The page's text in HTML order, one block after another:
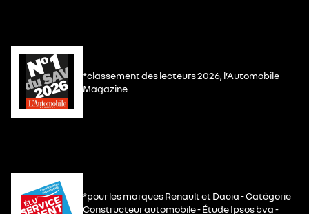
*classement des lecteurs 2026, l’Automobile
Magazine
*pour les marques Renault et Dacia - Catégorie
Constructeur automobile - Étude Ipsos bva -